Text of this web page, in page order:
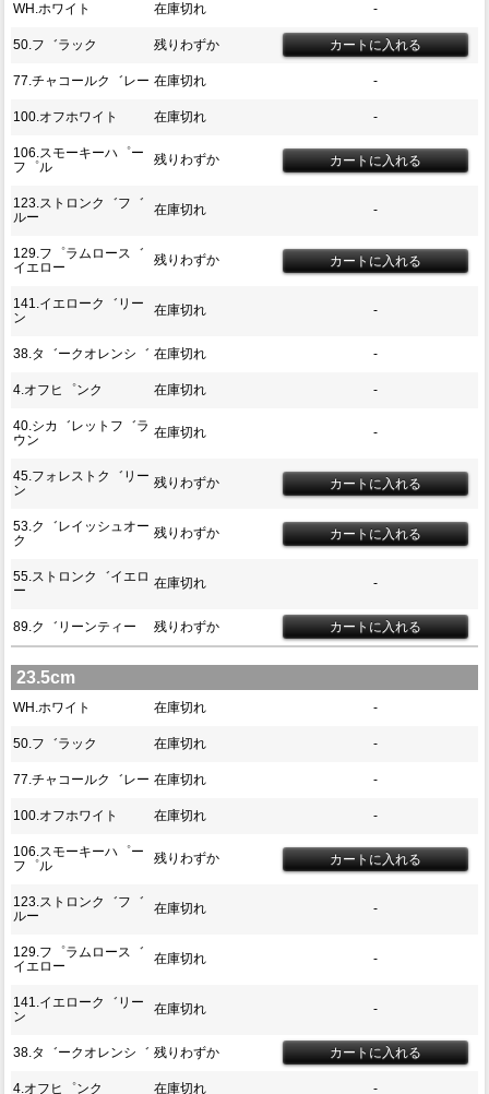
WH.ホワイト 在庫切れ -
50.フ゛ラック 残りわずか
77.チャコールク゛レー 在庫切れ -
100.オフホワイト 在庫切れ -
106.スモーキーハ゜ー
フ゜ル
残りわずか
123.ストロンク゛フ゛
ルー
在庫切れ -
129.フ゜ラムロース゛
イエロー
残りわずか
141.イエローク゛リー
ン
在庫切れ -
38.タ゛ークオレンシ゛ 在庫切れ -
4.オフヒ゜ンク 在庫切れ -
40.シカ゛レットフ゛ラ
ウン
在庫切れ -
45.フォレストク゛リー
ン
残りわずか
53.ク゛レイッシュオー
ク
残りわずか
55.ストロンク゛イエロ
ー
在庫切れ -
89.ク゛リーンティー 残りわずか
23.5cm
WH.ホワイト 在庫切れ -
50.フ゛ラック 在庫切れ -
77.チャコールク゛レー 在庫切れ -
100.オフホワイト 在庫切れ -
106.スモーキーハ゜ー
フ゜ル
残りわずか
123.ストロンク゛フ゛
ルー
在庫切れ -
129.フ゜ラムロース゛
イエロー
在庫切れ -
141.イエローク゛リー
ン
在庫切れ -
38.タ゛ークオレンシ゛ 残りわずか
4.オフヒ゜ンク 在庫切れ -